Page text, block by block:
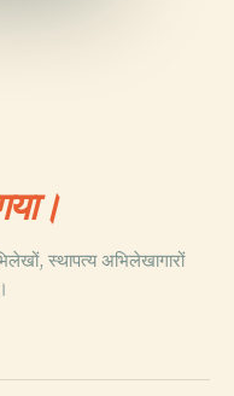
स्थापत्य अभिलेखागारों